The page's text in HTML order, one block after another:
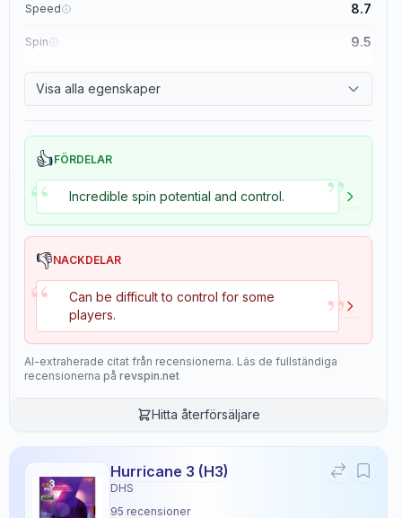
Speed 8.7
Spin 9.5
Visa alla egenskaper
👍FÖRDELAR
“ Incredible spin potential and control. ”
👎NACKDELAR
“
Can be difficult to control for some
players.
”
AI-extraherade citat från recensionerna. Läs de fullständiga
recensionerna på revspin.net
Hitta återförsäljare
Hurricane 3 (H3)
DHS
95 recensioner